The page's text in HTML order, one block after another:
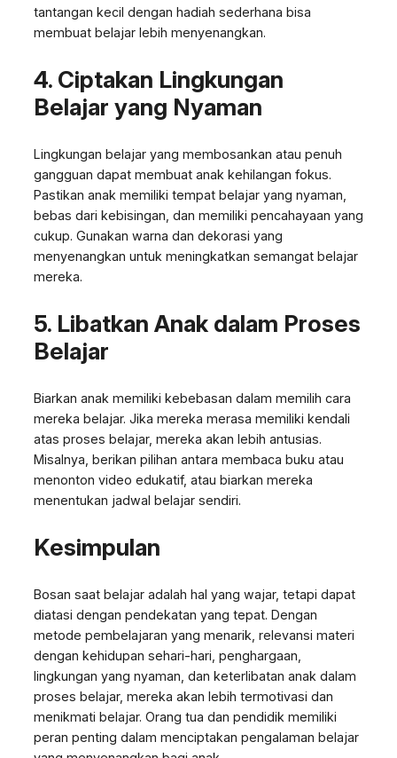
tantangan kecil dengan hadiah sederhana bisa
membuat belajar lebih menyenangkan.
4. Ciptakan Lingkungan
Belajar yang Nyaman
Lingkungan belajar yang membosankan atau penuh
gangguan dapat membuat anak kehilangan fokus.
Pastikan anak memiliki tempat belajar yang nyaman,
bebas dari kebisingan, dan memiliki pencahayaan yang
cukup. Gunakan warna dan dekorasi yang
menyenangkan untuk meningkatkan semangat belajar
mereka.
5. Libatkan Anak dalam Proses
Belajar
Biarkan anak memiliki kebebasan dalam memilih cara
mereka belajar. Jika mereka merasa memiliki kendali
atas proses belajar, mereka akan lebih antusias.
Misalnya, berikan pilihan antara membaca buku atau
menonton video edukatif, atau biarkan mereka
menentukan jadwal belajar sendiri.
Kesimpulan
Bosan saat belajar adalah hal yang wajar, tetapi dapat
diatasi dengan pendekatan yang tepat. Dengan
metode pembelajaran yang menarik, relevansi materi
dengan kehidupan sehari-hari, penghargaan,
lingkungan yang nyaman, dan keterlibatan anak dalam
proses belajar, mereka akan lebih termotivasi dan
menikmati belajar. Orang tua dan pendidik memiliki
peran penting dalam menciptakan pengalaman belajar